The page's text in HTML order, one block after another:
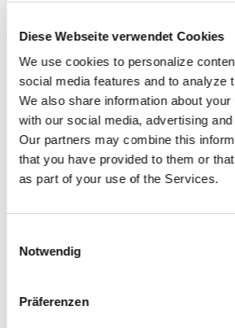
Diese Webseite verwendet Cookies
We use cookies to personalize
social media features and to analyze
We also share information about
with our social media, advertising
Our partners may combine this
that you have provided to them or
as part of your use of the Services.
Notwendig
Präferenzen
12:00
Begrüßung und
Benedikt Voigt
Semmler (projo)
Direktor des